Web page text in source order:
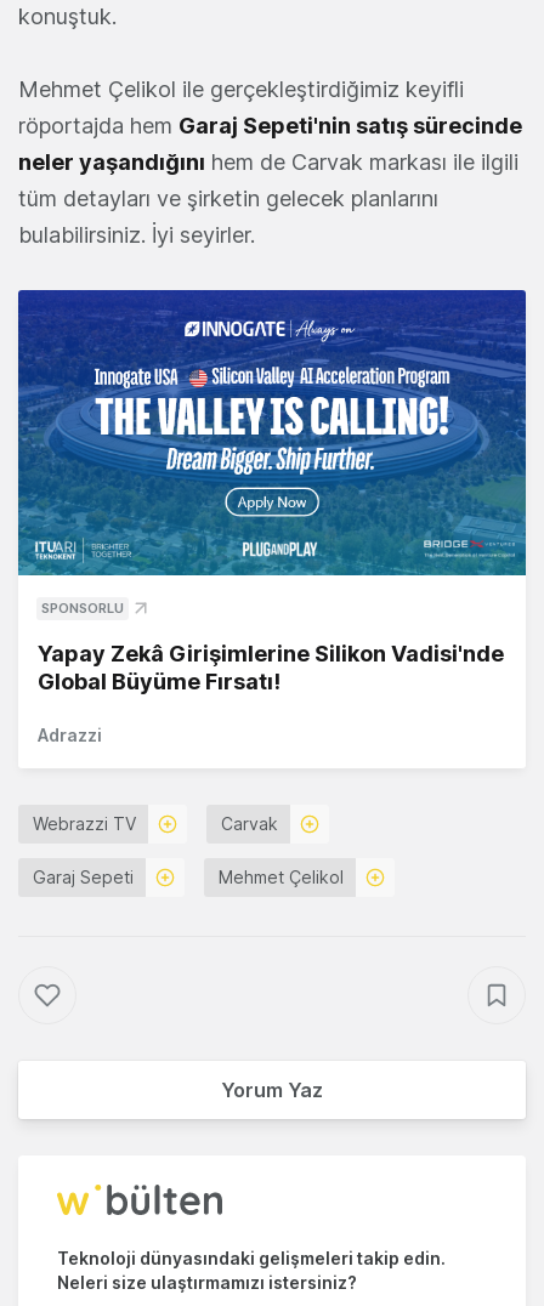
konuştuk.
Mehmet Çelikol ile gerçekleştirdiğimiz keyifli
röportajda hem Garaj Sepeti'nin satış sürecinde
neler yaşandığını hem de Carvak markası ile ilgili
tüm detayları ve şirketin gelecek planlarını
bulabilirsiniz. İyi seyirler.
SPONSORLU
Yapay Zekâ Girişimlerine Silikon Vadisi'nde
Global Büyüme Fırsatı!
Adrazzi
Webrazzi TV Carvak
Garaj Sepeti Mehmet Çelikol
Yorum Yaz
Teknoloji dünyasındaki gelişmeleri takip edin.
Neleri size ulaştırmamızı istersiniz?